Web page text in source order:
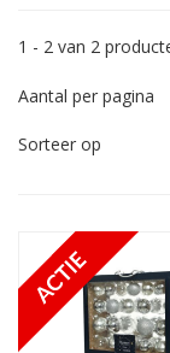
1 - 2 van 2
Aantal per pagina
Sorteer op